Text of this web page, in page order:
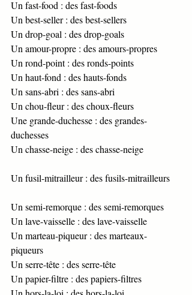
Un fast-food : des fast-foods
Un best-seller : des best-sellers
Un drop-goal : des drop-goals
Un amour-propre : des amours-propres
Un rond-point : des ronds-points
Un haut-fond : des hauts-fonds
Un sans-abri : des sans-abri
Un chou-fleur : des choux-fleurs
Une grande-duchesse : des grandes-
duchesses
Un chasse-neige : des chasse-neige
Un fusil-mitrailleur : des fusils-mitrailleurs
Un semi-remorque : des semi-remorques
Un lave-vaisselle : des lave-vaisselle
Un marteau-piqueur : des marteaux-
piqueurs
Un serre-tête : des serre-tête
Un papier-filtre : des papiers-filtres